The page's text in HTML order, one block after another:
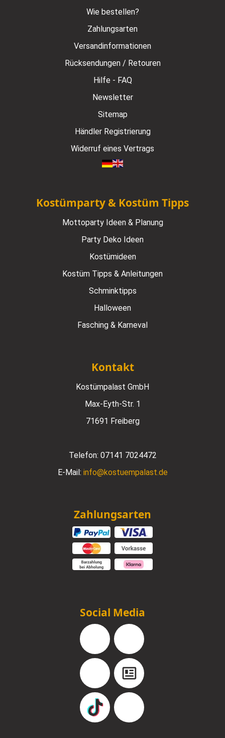
Wie bestellen?
Zahlungsarten
Versandinformationen
Rücksendungen / Retouren
Hilfe - FAQ
Newsletter
Sitemap
Händler Registrierung
Widerruf eines Vertrags
Kostümparty & Kostüm Tipps
Mottoparty Ideen & Planung
Party Deko Ideen
Kostümideen
Kostüm Tipps & Anleitungen
Schminktipps
Halloween
Fasching & Karneval
Kontakt
Kostümpalast GmbH
Max-Eyth-Str. 1
71691 Freiberg
Telefon: 07141 7024472
E-Mail: info@kostuempalast.de
Zahlungsarten
Social Media
Facebook Instagram
YouTube Blog
TikTok Pinterest